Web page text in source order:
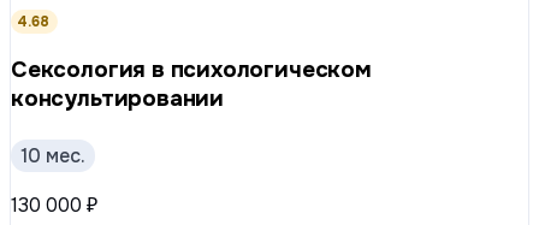
4.68
Сексология в психологическом
консультировании
10 мес.
130 000 ₽